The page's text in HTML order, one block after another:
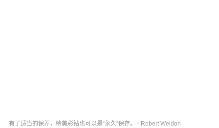
有了适当的保养，精美彩钻也可以是“永久”保存。 - Robert Weldon